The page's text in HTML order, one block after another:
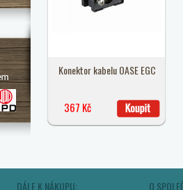
Konektor kabelu OASE EGC
367 Kč
DÁLE K NÁKUPU: O